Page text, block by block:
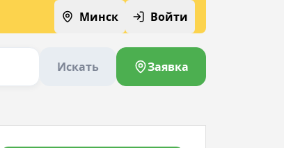
Минск Войти
Искать Заявка